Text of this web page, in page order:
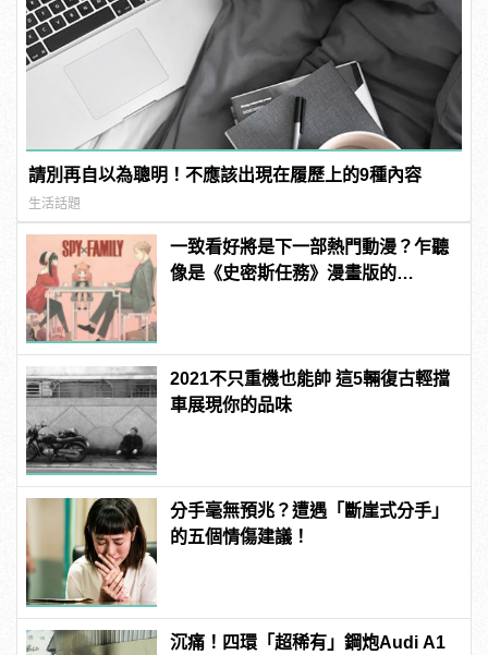
請別再自以為聰明！不應該出現在履歷上的9種內容
生活話題
一致看好將是下一部熱門動漫？乍聽
像是《史密斯任務》漫畫版的
2021不只重機也能帥 這5輛復古輕擋
車展現你的品味
分手毫無預兆？遭遇「斷崖式分手」
的五個情傷建議！
沉痛！四環「超稀有」鋼炮Audi A1